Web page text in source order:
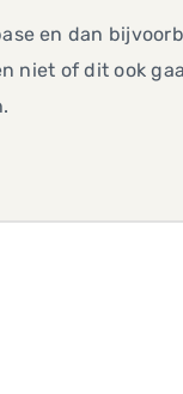
en dan
niet of dit ook